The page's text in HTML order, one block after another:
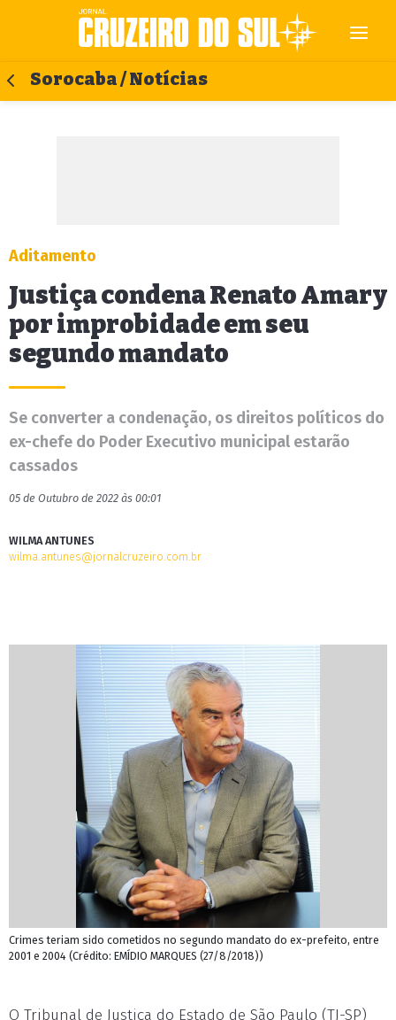
Sorocaba / Notícias
Aditamento
Justiça condena Renato Amary
por improbidade em seu
segundo mandato
Se converter a condenação, os direitos políticos do
ex-chefe do Poder Executivo municipal estarão
cassados
05 de Outubro de 2022 às 00:01
WILMA ANTUNES
wilma.antunes@jornalcruzeiro.com.br
Crimes teriam sido cometidos no segundo mandato do ex-prefeito, entre
2001 e 2004 (Crédito: EMÍDIO MARQUES (27/8/2018))
O Tribunal de Justiça do Estado de São Paulo (TJ-SP)